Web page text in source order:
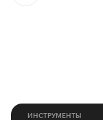
ИНСТРУМЕНТЫ